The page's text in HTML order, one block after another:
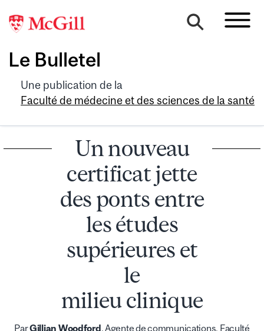
Le Bulletel
Une publication de la
Faculté de médecine et des sciences de la santé
Un nouveau
certificat jette
des ponts entre
les études
supérieures et
le
milieu clinique
ParGillian Woodford , Agente de communications, Faculté